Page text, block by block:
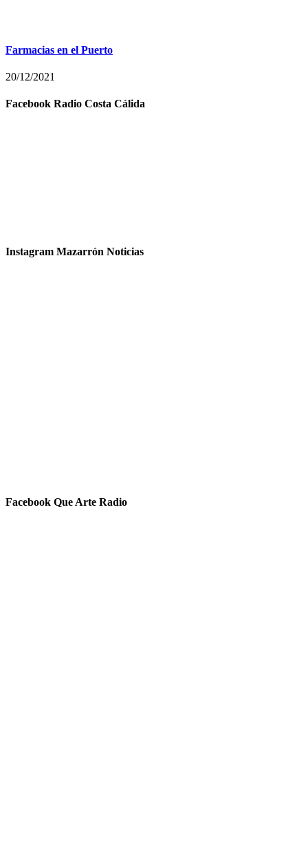
Farmacias en el Puerto
20/12/2021
Facebook Radio Costa Cálida
Instagram Mazarrón Noticias
Facebook Que Arte Radio